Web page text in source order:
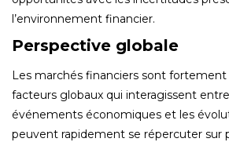
l’environnement financier.
Perspective globale
Les marchés financiers sont
facteurs globaux qui interagissent
événements économiques et les
peuvent rapidement se répercuter sur